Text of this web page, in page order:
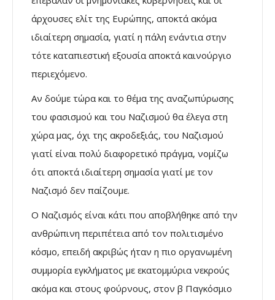
άρχουσες ελίτ της Ευρώπης, αποκτά ακόμα
ιδιαίτερη σημασία, γιατί η πάλη ενάντια στην
τότε καταπιεστική εξουσία αποκτά καινούργιο
περιεχόμενο.
Αν δούμε τώρα και το θέμα της αναζωπύρωσης
του φασισμού και του Ναζισμού θα έλεγα στη
χώρα μας, όχι της ακροδεξιάς, του Ναζισμού
γιατί είναι πολύ διαφορετικό πράγμα, νομίζω
ότι αποκτά ιδιαίτερη σημασία γιατί με τον
Ναζισμό δεν παίζουμε.
Ο Ναζισμός είναι κάτι που αποβλήθηκε από την
ανθρώπινη περιπέτεια από τον πολιτισμένο
κόσμο, επειδή ακριβώς ήταν η πιο οργανωμένη
συμμορία εγκλήματος με εκατομμύρια νεκρούς
ακόμα και στους φούρνους, στον β Παγκόσμιο